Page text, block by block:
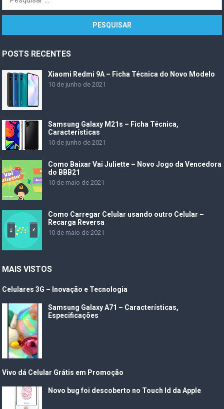
por:
POSTS RECENTES
Xiaomi Redmi 9A – Ficha Técnica do Novo Modelo
10 de junho de 2021
Samsung Galaxy M21s – Ficha Técnica,
Características
10 de junho de 2021
Como Baixar Vai Juliette – Novo Jogo da Vencedora
do BBB21
10 de maio de 2021
Como Carregar Celular usando outro Celular –
Recarga Reversa
10 de maio de 2021
MAIS VISTOS
Celulares 3G – Inovação e Tecnologia
Samsung Galaxy A71 – Características,
Especificações
Vivo dá Celular Grátis em Promoção
Novo bug foi descoberto no Touch Id da Apple